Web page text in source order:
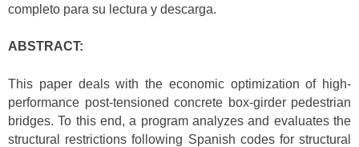
completo para su lectura y descarga.
ABSTRACT:
This paper deals with the economic optimization of high-
performance post-tensioned concrete box-girder pedestrian
bridges. To this end, a program analyzes and evaluates the
structural restrictions following Spanish codes for structural